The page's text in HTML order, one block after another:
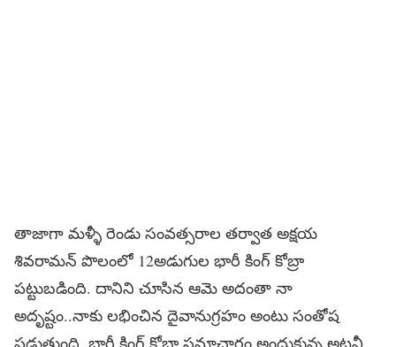
తాజాగా మళ్ళీ రెండు సంవత్సరాల తర్వాత అక్షయ
శివరామన్ పొలంలో 12అడుగుల భారీ కింగ్ కోబ్రా
పట్టుబడింది. దానిని చూసిన ఆమె అదంతా నా
అదృష్టం..నాకు లభించిన దైవానుగ్రహం అంటు సంతోష
పడుతుంది. భారీ కింగ్ కోబ్రా సమాచారం అందుకున్న అటవీ